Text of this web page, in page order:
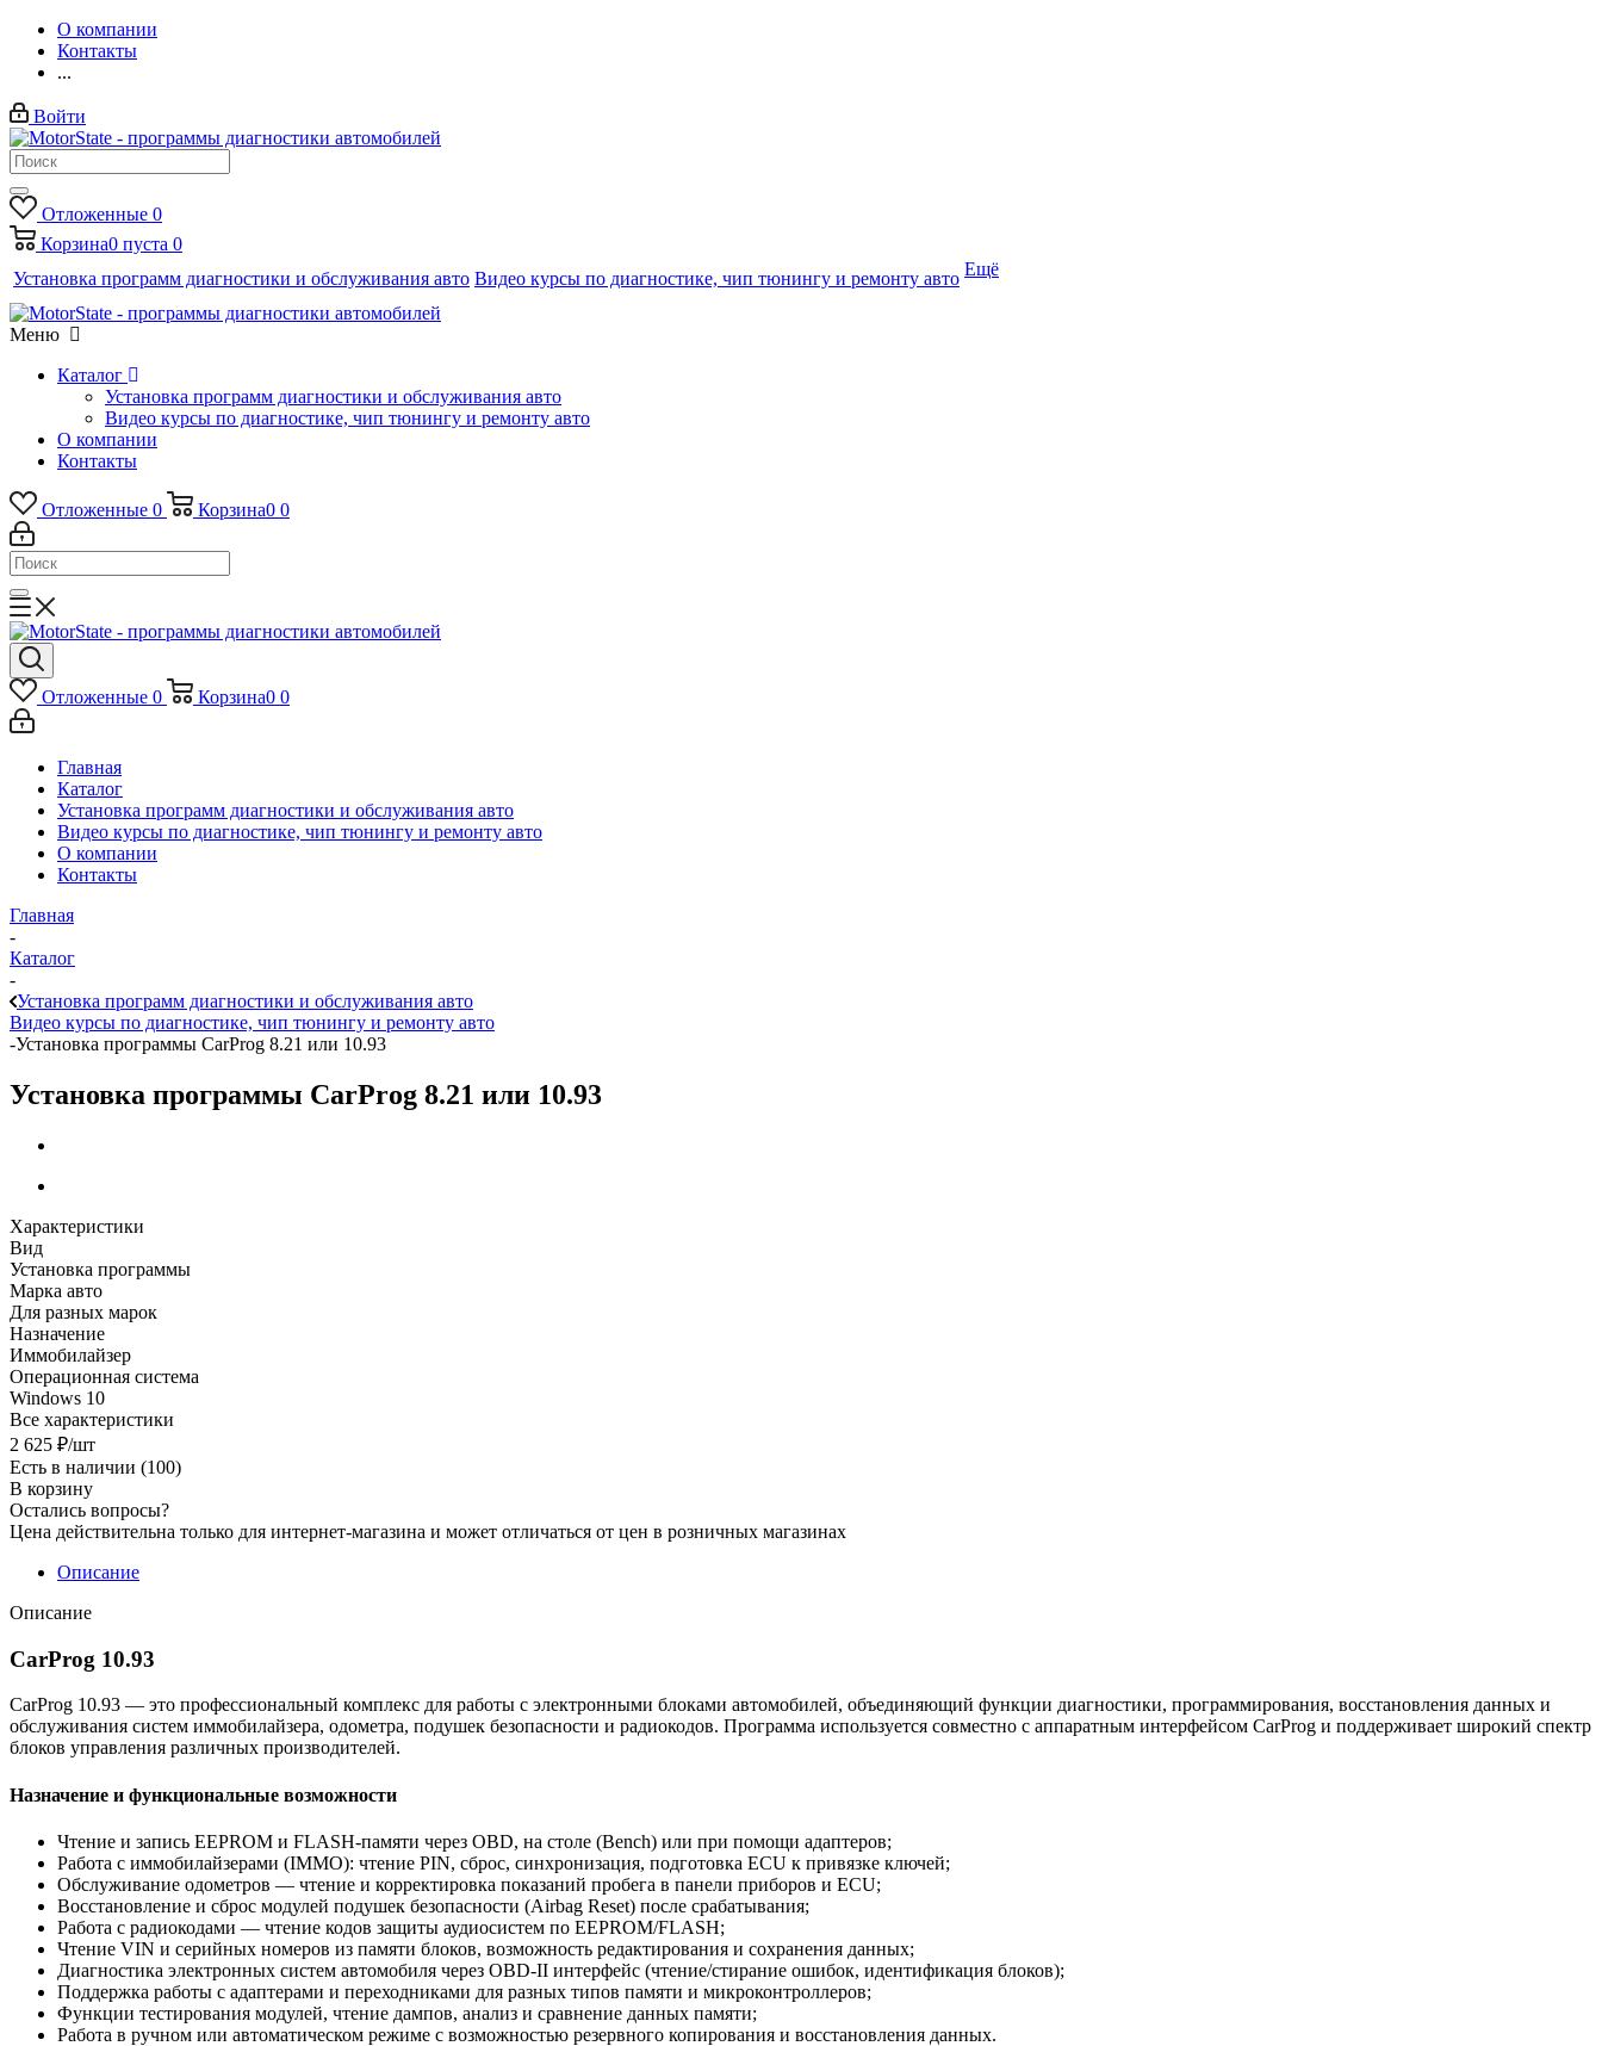
О компании
Контакты
...
Войти
Отложенные 0
Корзина0 пуста 0
Установка программ диагностики и обслуживания авто Видео курсы по диагностике, чип тюнингу и ремонту авто Ещё
Меню
Каталог
Установка программ диагностики и обслуживания авто
Видео курсы по диагностике, чип тюнингу и ремонту авто
О компании
Контакты
Отложенные 0 Корзина0 0
Отложенные 0 Корзина0 0
Главная
Каталог
Установка программ диагностики и обслуживания авто
Видео курсы по диагностике, чип тюнингу и ремонту авто
О компании
Контакты
Главная
-
Каталог
-
Установка программ диагностики и обслуживания авто
Видео курсы по диагностике, чип тюнингу и ремонту авто
-Установка программы CarProg 8.21 или 10.93
Установка программы CarProg 8.21 или 10.93
Характеристики
Вид
Установка программы
Марка авто
Для разных марок
Назначение
Иммобилайзер
Операционная система
Windows 10
Все характеристики
2 625 ₽/шт
Есть в наличии (100)
В корзину
Остались вопросы?
Цена действительна только для интернет-магазина и может отличаться от цен в розничных магазинах
Описание
Описание
CarProg 10.93
CarProg 10.93 — это профессиональный комплекс для работы с электронными блоками автомобилей, объединяющий функции диагностики, программирования, восстановления данных и
обслуживания систем иммобилайзера, одометра, подушек безопасности и радиокодов. Программа используется совместно с аппаратным интерфейсом CarProg и поддерживает широкий спектр
блоков управления различных производителей.
Назначение и функциональные возможности
Чтение и запись EEPROM и FLASH-памяти через OBD, на столе (Bench) или при помощи адаптеров;
Работа с иммобилайзерами (IMMO): чтение PIN, сброс, синхронизация, подготовка ECU к привязке ключей;
Обслуживание одометров — чтение и корректировка показаний пробега в панели приборов и ECU;
Восстановление и сброс модулей подушек безопасности (Airbag Reset) после срабатывания;
Работа с радиокодами — чтение кодов защиты аудиосистем по EEPROM/FLASH;
Чтение VIN и серийных номеров из памяти блоков, возможность редактирования и сохранения данных;
Диагностика электронных систем автомобиля через OBD-II интерфейс (чтение/стирание ошибок, идентификация блоков);
Поддержка работы с адаптерами и переходниками для разных типов памяти и микроконтроллеров;
Функции тестирования модулей, чтение дампов, анализ и сравнение данных памяти;
Работа в ручном или автоматическом режиме с возможностью резервного копирования и восстановления данных.